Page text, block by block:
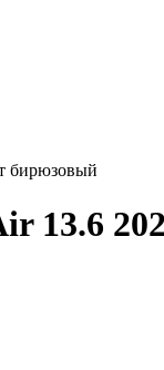
бирюзовый
13.6